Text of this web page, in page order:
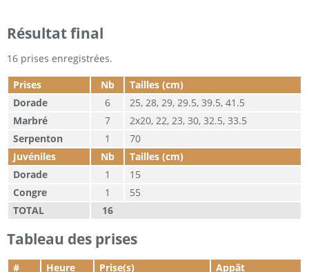
Résultat final
16 prises enregistrées.
Prises
Nb
Tailles (cm)
Dorade
6
25, 28, 29, 29.5, 39.5, 41.5
Marbré
7
2x20, 22, 23, 30, 32.5, 33.5
Serpenton
1
70
Juvéniles
Nb
Tailles (cm)
Dorade
1
15
Congre
1
55
TOTAL
16
Tableau des prises
# Heure Prise(s) Appât